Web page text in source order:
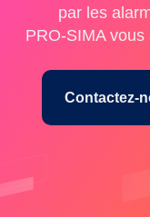
par les
PRO-SIMA
Contactez-